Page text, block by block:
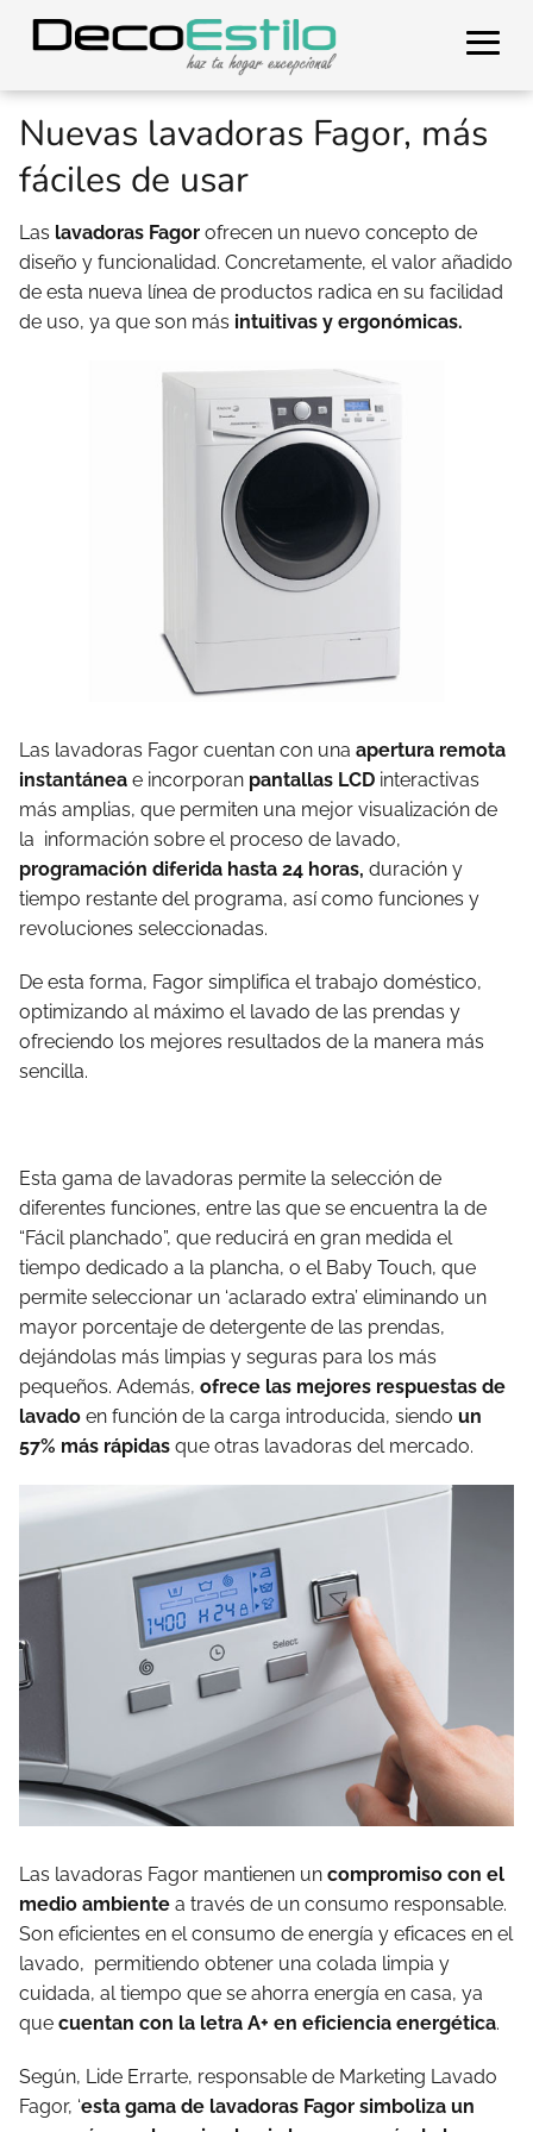
Nuevas lavadoras Fagor, más
fáciles de usar
Las lavadoras Fagor ofrecen un nuevo concepto de
diseño y funcionalidad. Concretamente, el valor añadido
de esta nueva línea de productos radica en su facilidad
de uso, ya que son más intuitivas y ergonómicas.
Las lavadoras Fagor cuentan con una apertura remota
instantánea e incorporan pantallas LCD interactivas
más amplias, que permiten una mejor visualización de
la información sobre el proceso de lavado,
programación diferida hasta 24 horas, duración y
tiempo restante del programa, así como funciones y
revoluciones seleccionadas.
De esta forma, Fagor simplifica el trabajo doméstico,
optimizando al máximo el lavado de las prendas y
ofreciendo los mejores resultados de la manera más
sencilla.
Esta gama de lavadoras permite la selección de
diferentes funciones, entre las que se encuentra la de
“Fácil planchado”, que reducirá en gran medida el
tiempo dedicado a la plancha, o el Baby Touch, que
permite seleccionar un ‘aclarado extra’ eliminando un
mayor porcentaje de detergente de las prendas,
dejándolas más limpias y seguras para los más
pequeños. Además, ofrece las mejores respuestas de
lavado en función de la carga introducida, siendo un
57% más rápidas que otras lavadoras del mercado.
Las lavadoras Fagor mantienen un compromiso con el
medio ambiente a través de un consumo responsable.
Son eficientes en el consumo de energía y eficaces en el
lavado, permitiendo obtener una colada limpia y
cuidada, al tiempo que se ahorra energía en casa, ya
que cuentan con la letra A+ en eficiencia energética.
Según, Lide Errarte, responsable de Marketing Lavado
Fagor, ‘esta gama de lavadoras Fagor simboliza un